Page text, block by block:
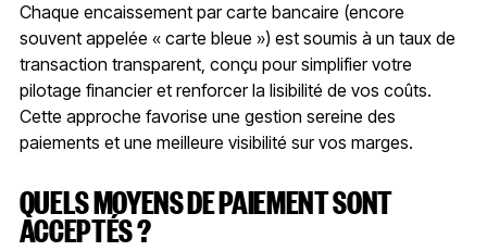
Chaque encaissement par carte bancaire (encore
souvent appelée « carte bleue ») est soumis à un taux de
transaction transparent, conçu pour simplifier votre
pilotage financier et renforcer la lisibilité de vos coûts.
Cette approche favorise une gestion sereine des
paiements et une meilleure visibilité sur vos marges.
QUELS MOYENS DE PAIEMENT SONT
ACCEPTÉS ?